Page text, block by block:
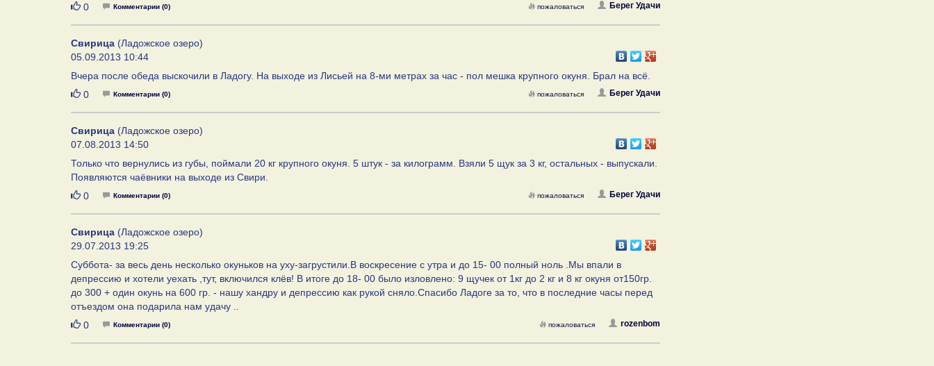
Нравится
0 Комментарии (0) Берег Удачи
пожаловаться
Свирица (Ладожское озеро)
05.09.2013 10:44
Вчера после обеда выскочили в Ладогу. На выходе из Лисьей на 8-ми метрах за час - пол мешка крупного окуня. Брал на всё.
Нравится
0 Комментарии (0) Берег Удачи
пожаловаться
Свирица (Ладожское озеро)
07.08.2013 14:50
Только что вернулись из губы, поймали 20 кг крупного окуня. 5 штук - за килограмм. Взяли 5 щук за 3 кг, остальных - выпускали.
Появляются чаёвники на выходе из Свири.
Нравится
0 Комментарии (0) Берег Удачи
пожаловаться
Свирица (Ладожское озеро)
29.07.2013 19:25
Суббота- за весь день несколько окуньков на уху-загрустили.В воскресение с утра и до 15- 00 полный ноль .Мы впали в
депрессию и хотели уехать ,тут, включился клёв! В итоге до 18- 00 было изловлено: 9 щучек от 1кг до 2 кг и 8 кг окуня от150гр.
до 300 + один окунь на 600 гр. - нашу хандру и депрессию как рукой сняло.Спасибо Ладоге за то, что в последние часы перед
отъездом она подарила нам удачу ..
Нравится
0 Комментарии (0) rozenbom
пожаловаться